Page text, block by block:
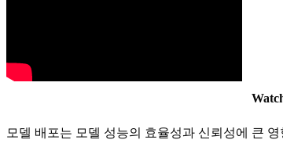
모델 배포는 모델 성능의 효율성과 신뢰성에 큰